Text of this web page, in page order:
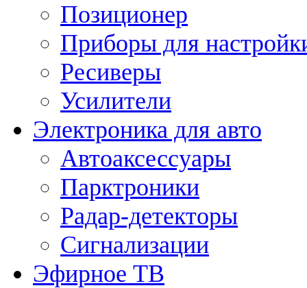
Позиционер
Приборы для
Ресиверы
Усилители
Электроника для авто
Автоаксессуары
Парктроники
Радар-детекторы
Сигнализации
Эфирное ТВ